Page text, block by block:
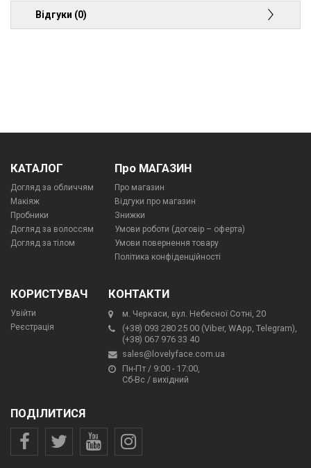
Відгуки (0)
КАТАЛОГ
Догляд за обличчям
Макіяж
Пробники
Догляд за волоссям
Догляд за тілом
Про МАГАЗИН
Про магазин
Відгуки про магазин
Знижки
Умови роботи (договір – оферта)
Умови повернення товару
Політика конфіденційності
КОРИСТУВАЧ
Увійти
Реєстрація
КОНТАКТИ
м. Черкаси, вул. Небесної Сотні, 20
(+38) 093 280 25 00 (Viber, WApp, Telegram),
(+38) 067 976 33 40
sales@lovelyface.com.ua
Пн-Пт / 9:00 - 17:00,
Сб-Вс / вихідний
ПОДІЛИТИСЯ